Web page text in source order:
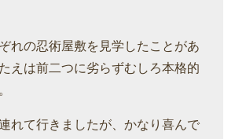
れの忍術屋敷を見学したことがあ
えは前二つに劣らずむしろ本格的
れて行きましたが、かなり喜んで